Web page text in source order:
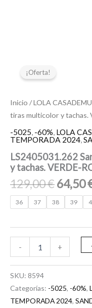
¡Oferta!
Inicio /LOLA
tiras multicolor y tachas.
-5025, -60%, LOLA
TEMPORADA 2024,
LS2405031.262
y tachas. VERDE-
129,00€
era:
64,50
36 37 38 39
-
Sandalia
tiras
y
tachas.
VERDE-
cantidad
+
SKU: 8594
Categorías: -5025, -60%,
TEMPORADA 2024,